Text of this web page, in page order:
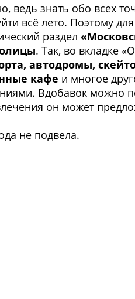
ведь знать обо всех
всё лето. Поэтому
раздел
. Так, во вкладке
автодромы,
кафе и многое
Вдобавок можно
он может
не подвела.